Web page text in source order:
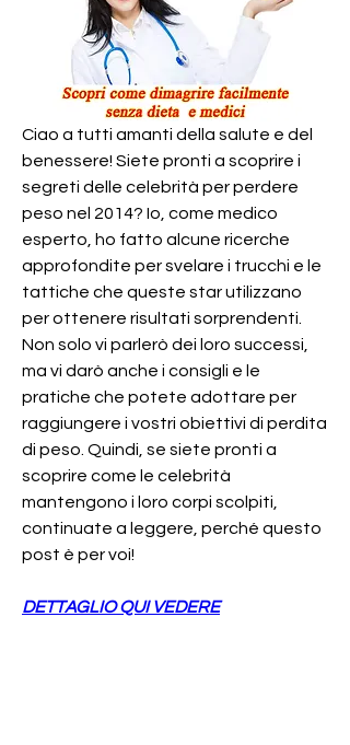
Ciao a tutti amanti della salute e del
benessere! Siete pronti a scoprire i
segreti delle celebrità per perdere
peso nel 2014? Io, come medico
esperto, ho fatto alcune ricerche
approfondite per svelare i trucchi e le
tattiche che queste star utilizzano
per ottenere risultati sorprendenti.
Non solo vi parlerò dei loro successi,
ma vi darò anche i consigli e le
pratiche che potete adottare per
raggiungere i vostri obiettivi di perdita
di peso. Quindi, se siete pronti a
scoprire come le celebrità
mantengono i loro corpi scolpiti,
continuate a leggere, perché questo
post è per voi!
DETTAGLIO QUI VEDERE